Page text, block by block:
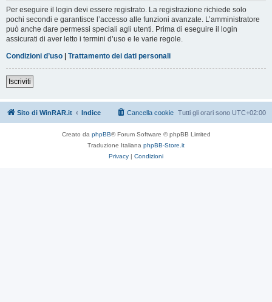
Per eseguire il login devi essere registrato. La registrazione richiede solo
pochi secondi e garantisce l’accesso alle funzioni avanzate. L’amministratore
può anche dare permessi speciali agli utenti. Prima di eseguire il login
assicurati di aver letto i termini d’uso e le varie regole.
Condizioni d’uso | Trattamento dei dati personali
Iscriviti
Sito di WinRAR.it Indice Tutti gli orari sono UTC+02:00
Cancella cookie
Creato da phpBB® Forum Software © phpBB Limited
Traduzione Italiana phpBB-Store.it
Privacy | Condizioni